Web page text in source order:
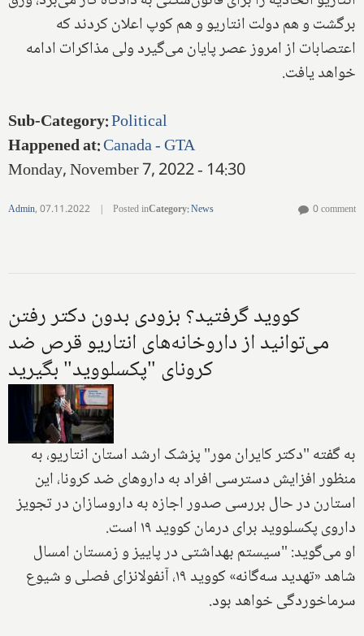
برگشت و هم دولت انتاریو و هم کوپ اعلان کردند که
اعتصابات از امروز عصر پایان می‌گیرد ولی مذاکرات ادامه
خواهد یافت.
Sub-Category:Political
Happened at:Canada - GTA
Monday, November 7, 2022 - 14:30
Admin,07.11.2022 | Posted inCategory:News 0 comment
کووید گرفتید؟ بزودی بدون دکتر رفتن
می‌توانید از داروخانه‌های انتاریو قرص ضد
کرونای "پکسلووید" بگیرید
به گفته "دکتر کایران مور" پزشک ارشد استان انتاریو، به
منظور افزایش دسترسی افراد به داروهای ضد کرونا، این
استارن در حال بررسی صدور اجازه به داروسازان در تجویز
داروی پکسلووید برای درمان کووید ۱۹ است.
او می‌گوید: "سیستم بهداشتی در پاییز و زمستان امسال
شاهد «تهدید سه‌گانه» کووید ۱۹، آنفولانزای‌ فصلی و شیوع
سرماخوردگی خواهد بود.